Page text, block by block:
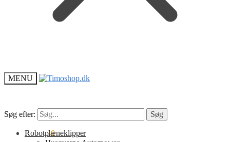
MENU
Søg efter: Søg
kr.0.00 0
Søg efter: Søg
Robotplæneklipper